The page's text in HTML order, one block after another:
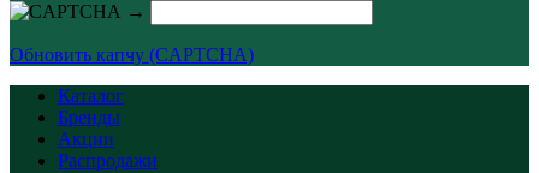
→
Обновить капчу (CAPTCHA)
Каталог
Бренды
Акции
Распродажи